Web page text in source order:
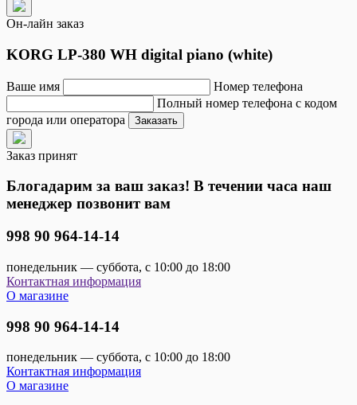
Он-лайн заказ
KORG LP-380 WH digital piano (white)
Ваше имя
Номер телефона
Полный номер телефона с кодом
города или оператора
Заказать
Заказ принят
Блогадарим за ваш заказ! В течении часа наш
менеджер позвонит вам
998 90 964-14-14
понедельник — суббота, с 10:00 до 18:00
Контактная информация
О магазине
998 90 964-14-14
понедельник — суббота, с 10:00 до 18:00
Контактная информация
О магазине